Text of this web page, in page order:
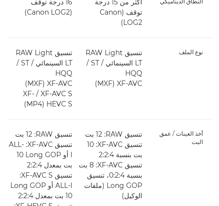
أكثر من 15 درجة
توقف (Canon
LOG2)
16 درجة توقف
(Canon LOG2)
نوع الملف
تنسيق RAW Light
LT السينمائي / ST‏ /
HQQ
XF-AVC‏ (MXF)
تنسيق RAW Light
LT السينمائي / ST‏ /
HQQ
XF-AVC‏ (MXF)
XF-AVC S‏ / XF-
HEVC S ‏(MP4)
أخذ العينات / عمق
البت
تنسيق RAW‏: 12 بت
تنسيق XF-AVC‏: 10
بت بنسبة 4‏:2:2
تنسيق XF-AVC‏: 8 بت
بنسبة 4‏:2‏:0، تنسيق
Long GOP (ملفات
الوكيل)
تنسيق RAW‏: 12 بت
تنسيق XF-AVC:‏ ALL-
I أو Long GOP ‏10
بت بمعدل 4‏:2‏:2
تنسيق XF-AVC S:‏
ALL-I أو Long GOP